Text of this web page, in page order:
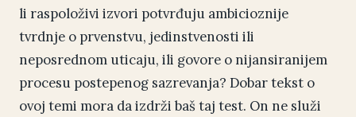
li raspoloživi izvori potvrđuju ambicioznije
tvrdnje o prvenstvu, jedinstvenosti ili
neposrednom uticaju, ili govore o nijansiranijem
procesu postepenog sazrevanja? Dobar tekst o
ovoj temi mora da izdrži baš taj test. On ne služi